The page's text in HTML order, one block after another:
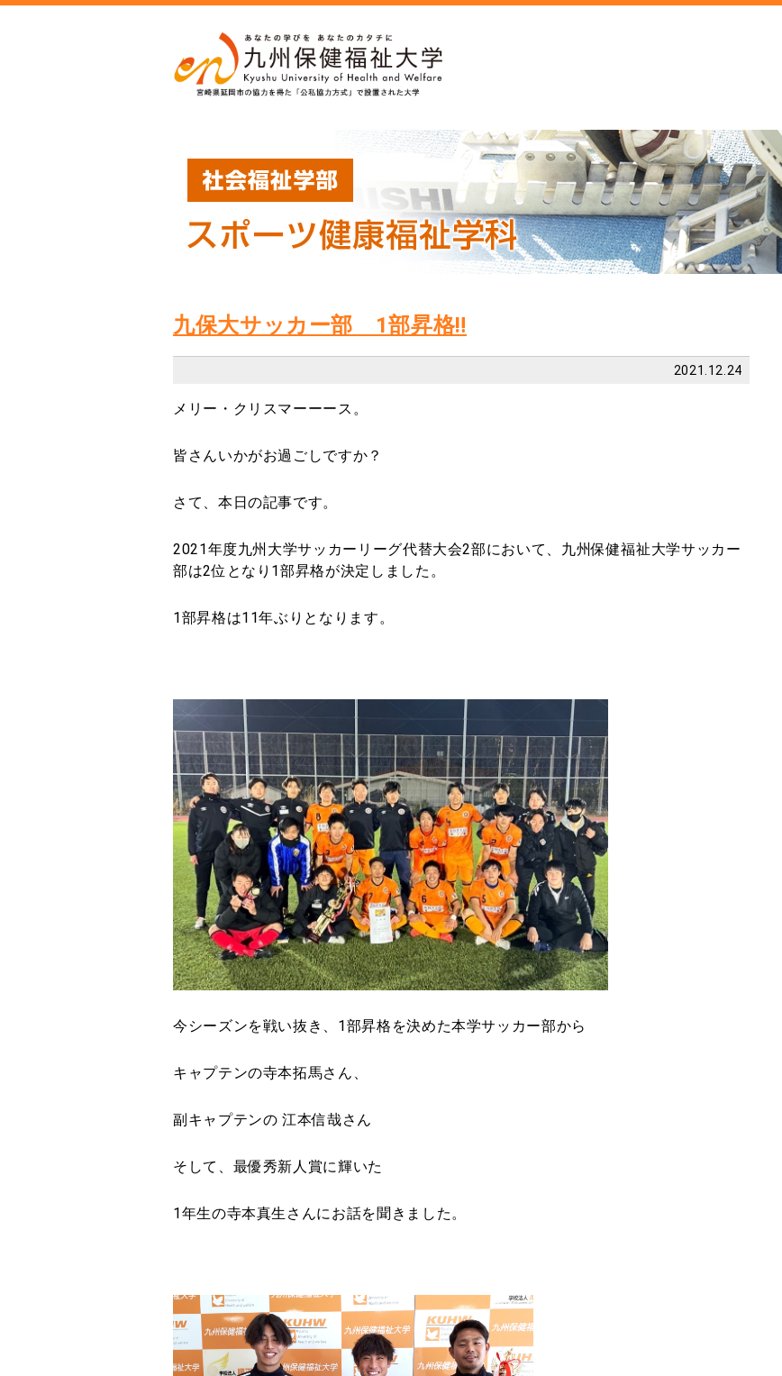
九保大サッカー部 1部昇格‼
2021.12.24
メリー・クリスマーーース。
皆さんいかがお過ごしですか？
さて、本日の記事です。
2021年度九州大学サッカーリーグ代替大会2部において、九州保健福祉大学サッカー
部は2位となり 1部昇格が決定しました。
1部昇格は11年ぶりとなります。
今シーズンを戦い抜き、1部昇格を決めた本学サッカー部から
キャプテンの寺本拓馬さん、
副キャプテンの 江本信哉さん
そして、最優秀新人賞に輝いた
1年生の寺本真生さんにお話を聞きました。